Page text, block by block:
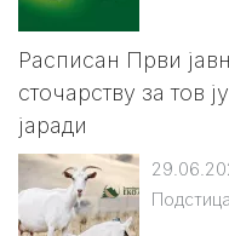
Расписан Први
сточарству за тов
јаради